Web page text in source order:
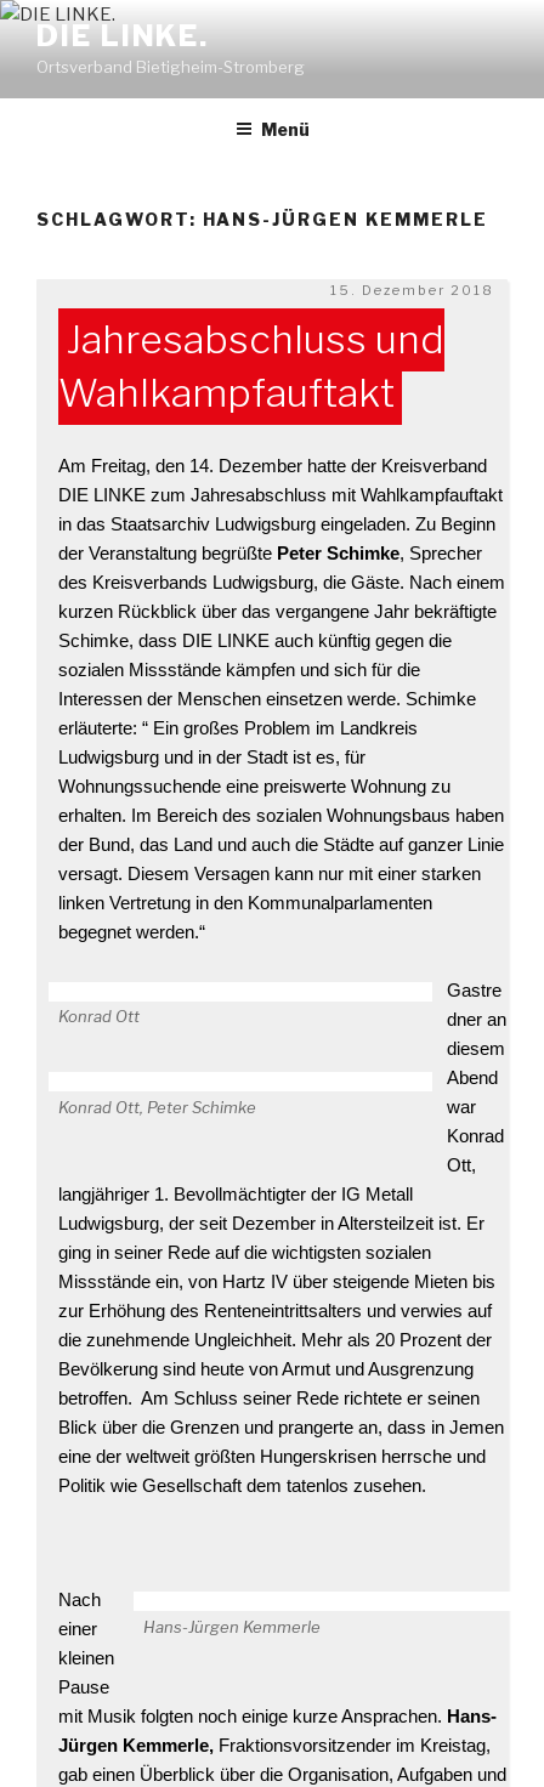
Zum
Inhalt
springen
DIE LINKE.
Ortsverband Bietigheim-Stromberg
Menü
SCHLAGWORT: HANS-JÜRGEN KEMMERLE
Veröffentlicht
am
15. Dezember 2018
Jahresabschluss und
Wahlkampfauftakt
Am Freitag, den 14. Dezember hatte der Kreisverband
DIE LINKE zum Jahresabschluss mit Wahlkampfauftakt
in das Staatsarchiv Ludwigsburg eingeladen. Zu Beginn
der Veranstaltung begrüßte Peter Schimke, Sprecher
des Kreisverbands Ludwigsburg, die Gäste. Nach einem
kurzen Rückblick über das vergangene Jahr bekräftigte
Schimke, dass DIE LINKE auch künftig gegen die
sozialen Missstände kämpfen und sich für die
Interessen der Menschen einsetzen werde. Schimke
erläuterte: “ Ein großes Problem im Landkreis
Ludwigsburg und in der Stadt ist es, für
Wohnungssuchende eine preiswerte Wohnung zu
erhalten. Im Bereich des sozialen Wohnungsbaus haben
der Bund, das Land und auch die Städte auf ganzer Linie
versagt. Diesem Versagen kann nur mit einer starken
linken Vertretung in den Kommunalparlamenten
begegnet werden.“
Konrad Ott
Konrad Ott, Peter Schimke
Gastre
dner an
diesem
Abend
war
Konrad
Ott,
langjähriger 1. Bevollmächtigter der IG Metall
Ludwigsburg, der seit Dezember in Altersteilzeit ist. Er
ging in seiner Rede auf die wichtigsten sozialen
Missstände ein, von Hartz IV über steigende Mieten bis
zur Erhöhung des Renteneintrittsalters und verwies auf
die zunehmende Ungleichheit. Mehr als 20 Prozent der
Bevölkerung sind heute von Armut und Ausgrenzung
betroffen. Am Schluss seiner Rede richtete er seinen
Blick über die Grenzen und prangerte an, dass in Jemen
eine der weltweit größten Hungerskrisen herrsche und
Politik wie Gesellschaft dem tatenlos zusehen.
Hans-Jürgen Kemmerle
Nach
einer
kleinen
Pause
mit Musik folgten noch einige kurze Ansprachen. Hans-
Jürgen Kemmerle, Fraktionsvorsitzender im Kreistag,
gab einen Überblick über die Organisation, Aufgaben und